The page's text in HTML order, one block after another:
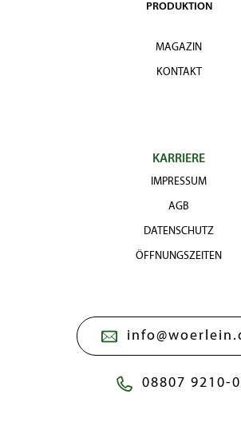
PRODUKTION
MAGAZIN
KONTAKT
KARRIERE
IMPRESSUM
AGB
DATENSCHUTZ
ÖFFNUNGSZEITEN
08807 9210-0